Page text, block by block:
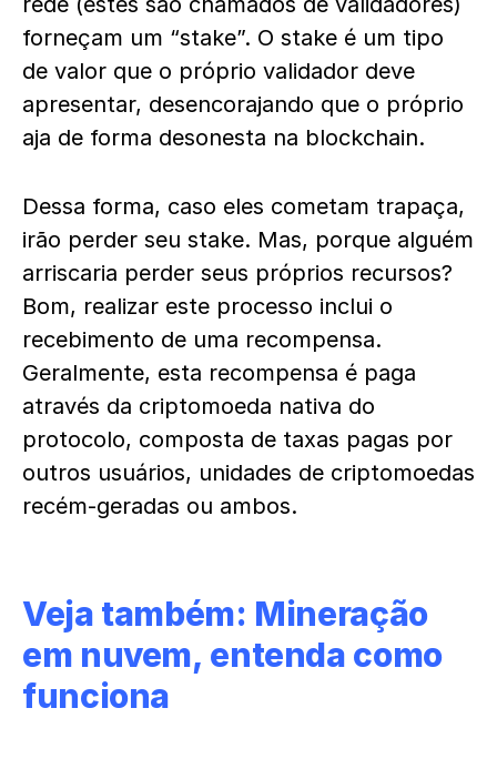
forneçam um “stake”. O stake é um tipo
de valor que o próprio validador deve
apresentar, desencorajando que o próprio
aja de forma desonesta na blockchain.
Dessa forma, caso eles cometam trapaça,
irão perder seu stake. Mas, porque alguém
arriscaria perder seus próprios recursos?
Bom, realizar este processo inclui o
recebimento de uma recompensa.
Geralmente, esta recompensa é paga
através da criptomoeda nativa do
protocolo, composta de taxas pagas por
outros usuários, unidades de criptomoedas
recém-geradas ou ambos.
Veja também: Mineração
em nuvem, entenda como
funciona